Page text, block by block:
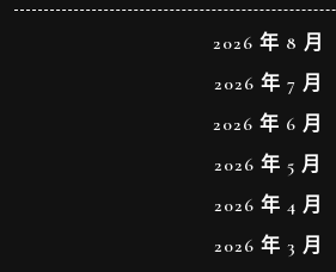
2026 年 8 月
2026 年 7 月
2026 年 6 月
2026 年 5 月
2026 年 4 月
2026 年 3 月